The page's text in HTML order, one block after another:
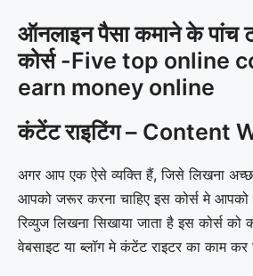
ऑनलाइन पैसा कमाने के पांच
कोर्स -Five top online
earn money online
कंटेंट राइटिंग – Content
अगर आप एक ऐसे व्यक्ति हैं, जिसे लिखना
आपको जरूर करना चाहिए इस कोर्स मे
रिव्युज लिखना सिखाया जाता है इस कोर्स
वेबसाइट या ब्लॉग मे कंटेंट राइटर का काम